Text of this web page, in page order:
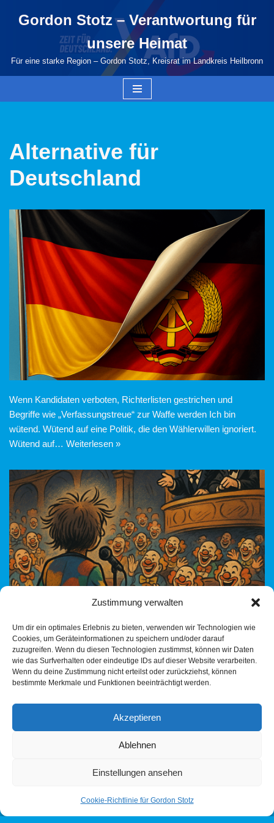
Zustimmung verwalten
Um dir ein optimales Erlebnis zu bieten, verwenden wir Technologien wie
Cookies, um Geräteinformationen zu speichern und/oder darauf
zuzugreifen. Wenn du diesen Technologien zustimmst, können wir Daten
wie das Surfverhalten oder eindeutige IDs auf dieser Website verarbeiten.
Wenn du deine Zustimmung nicht erteilst oder zurückziehst, können
bestimmte Merkmale und Funktionen beeinträchtigt werden.
Akzeptieren
Ablehnen
Einstellungen ansehen
Cookie-Richtlinie für Gordon Stotz
springen
Gordon Stotz – Verantwortung für
unsere Heimat
Für eine starke Region – Gordon Stotz, Kreisrat im Landkreis Heilbronn
Alternative für
Deutschland
Wenn Kandidaten verboten, Richterlisten gestrichen und
Begriffe wie „Verfassungstreue“ zur Waffe werden Ich bin
wütend. Wütend auf eine Politik, die den Wählerwillen ignoriert.
Wütend auf… Weiterlesen »
Die neue Präsidentin der Uzzo, Pammelleni Schlapperlook,
sorgt derzeit weltweit für Aufsehen. Deutschlands neue
Commedian auf der internationalen Bühne glänzt mit kuriosen
Auftritten und überraschenden…Weiterlesen »